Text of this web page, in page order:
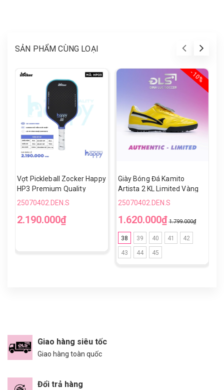
SẢN PHẨM CÙNG LOẠI
Vợt Pickleball Zocker Happy
HP3 Premium Quality
25070402.DEN.S
2.190.000₫
- 10%
Giày Bóng Đá Kamito
Artista 2 KL Limited Vàng
Đen TF
25070402.DEN.S
1.620.000₫ 1.799.000₫
38 39 40 41 42
43 44 45
Giao hàng siêu tốc
Giao hàng toàn quốc
Đổi trả hàng